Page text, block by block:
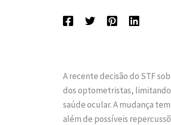
A recente decisão do STF
dos optometristas, limitando
saúde ocular. A mudança
além de possíveis